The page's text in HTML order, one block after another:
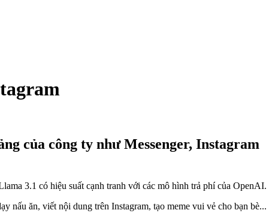
của công ty như Messenger, Instagram
3.1 có hiệu suất cạnh tranh với các mô hình trả phí của OpenAI.
nấu ăn, viết nội dung trên Instagram, tạo meme vui vẻ cho bạn bè...